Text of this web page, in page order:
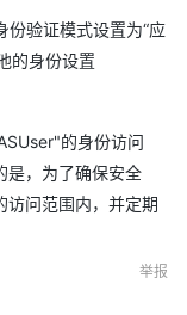
份验证模式设置为“应
的身份设置
的身份访问
是，为了确保安全
问范围内，并定期
举报